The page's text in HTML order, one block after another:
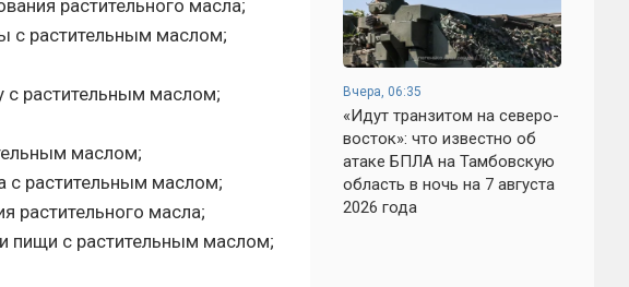
растительного масла;
с растительным маслом;
с растительным маслом;
маслом;
с растительным маслом;
растительного масла;
пищи с растительным маслом;
Вчера, 06:35
«Идут транзитом на северо-
восток»: что известно об
атаке БПЛА на Тамбовскую
область в ночь на 7 августа
2026 года